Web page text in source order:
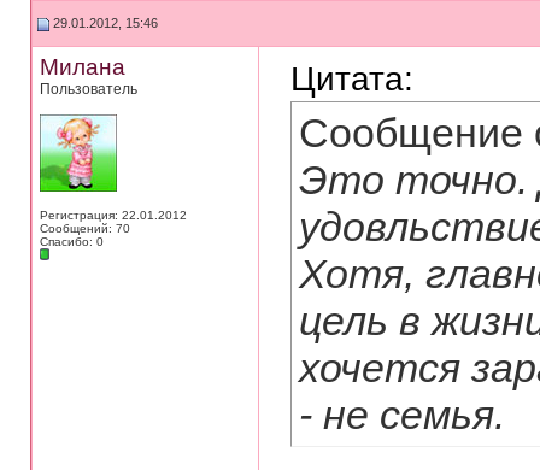
29.01.2012, 15:46
Милана
Пользователь
Регистрация: 22.01.2012
Сообщений: 70
Спасибо: 0
Цитата:
Сообщение
Это точно.
Хотя,
цель в
хочется
- не семья.